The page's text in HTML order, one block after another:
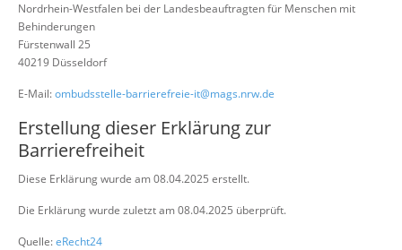
Nordrhein-Westfalen bei der Landesbeauftragten für Menschen mit
Behinderungen
Fürstenwall 25
40219 Düsseldorf
E-Mail:ombudsstelle-barrierefreie-it@mags.nrw.de
Erstellung dieser Erklärung zur
Barrierefreiheit
Diese Erklärung wurde am 08.04.2025 erstellt.
Die Erklärung wurde zuletzt am 08.04.2025 überprüft.
Quelle:eRecht24